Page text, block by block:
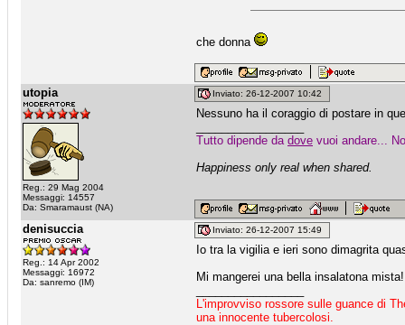
che donna
utopia
Reg.: 29 Mag 2004
Messaggi: 14557
Da: Smaramaust (NA)
Inviato: 26-12-2007 10:42
Nessuno ha il coraggio di postare in
Tutto dipende da dove vuoi andare...
Happiness only real when shared.
denisuccia
Reg.: 14 Apr 2002
Messaggi: 16972
Da: sanremo (IM)
Inviato: 26-12-2007 15:49
Io tra la vigilia e ieri sono dimagrita
Mi mangerei una bella insalatona mista!
L'improvviso rossore sulle guance di
una innocente tubercolosi.